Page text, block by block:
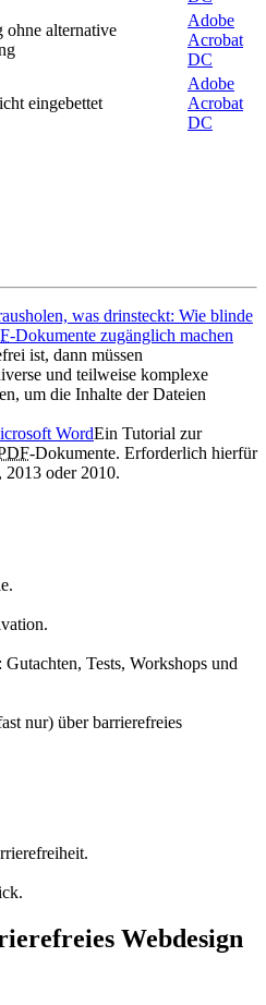
ohne alternative
Adobe
Acrobat
DC
eingebettet
Adobe
Acrobat
DC
was drinsteckt: Wie blinde
-Dokumente zugänglich machen
ist, dann müssen
und teilweise komplexe
um die Inhalte der Dateien
WordEin Tutorial zur
-Dokumente. Erforderlich hierfür
oder 2010.
Tests, Workshops und
nur) über barrierefreies
Webdesign